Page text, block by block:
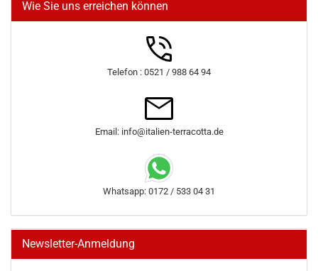
Wie Sie uns erreichen können
Telefon : 0521 / 988 64 94
Email: info@italien-terracotta.de
Whatsapp: 0172 / 533 04 31
Newsletter-Anmeldung